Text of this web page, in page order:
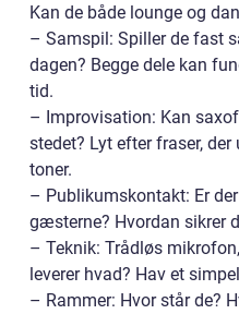
Kan de både lounge og
– Samspil: Spiller de fast
dagen? Begge dele kan
tid.
– Improvisation: Kan
stedet? Lyt efter fraser,
toner.
– Publikumskontakt: Er
gæsterne? Hvordan sikrer
– Teknik: Trådløs
leverer hvad? Hav et
– Rammer: Hvor står de?